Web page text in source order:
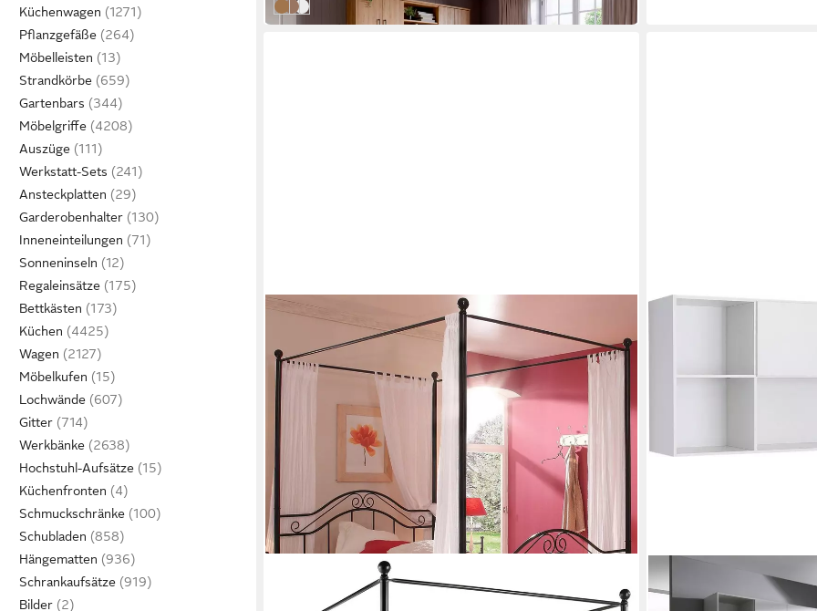
Küchenwagen
Pflanzgefäße
Möbelleisten
Strandkörbe
Gartenbars
Möbelgriffe
Auszüge
Werkstatt-Sets
Ansteckplatten
Garderobenhalter
Inneneinteilungen
Sonneninseln
Regaleinsätze
Bettkästen
Küchen
Wagen
Möbelkufen
Lochwände
Gitter
Werkbänke
Hochstuhl-Aufsätze
Küchenfronten
Schmuckschränke
Schubladen
Hängematten
Schrankaufsätze
Bilder
Eiche Artisan
Eiche Sonoma
Lichtweiß